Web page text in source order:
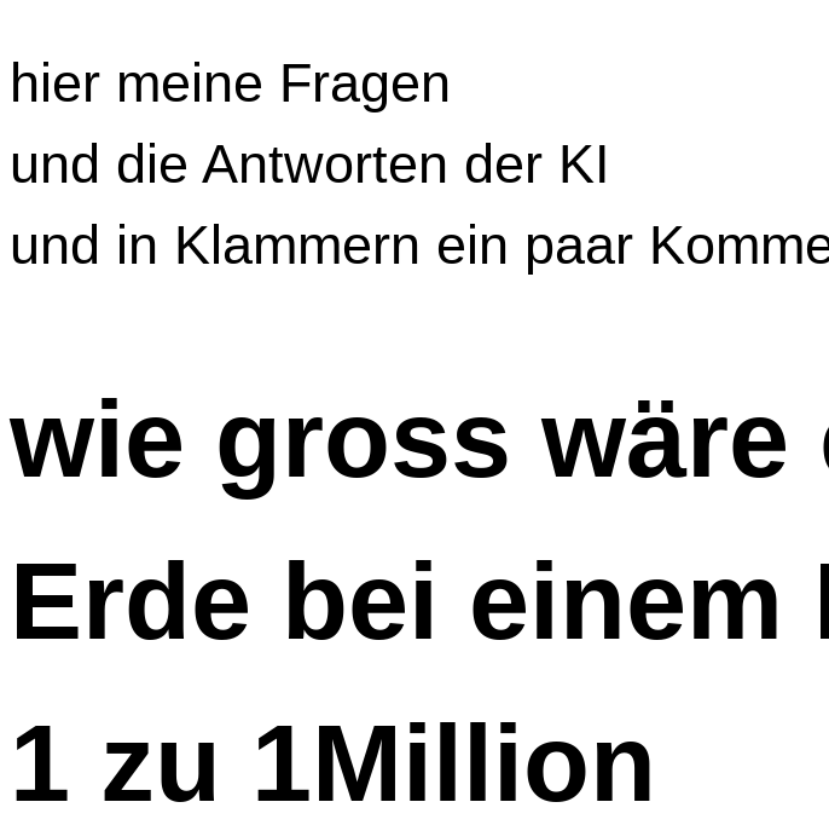
hier meine Fragen
und die Antworten der KI
und in Klammern ein paar
wie gross wäre
Erde bei einem
1 zu 1Million